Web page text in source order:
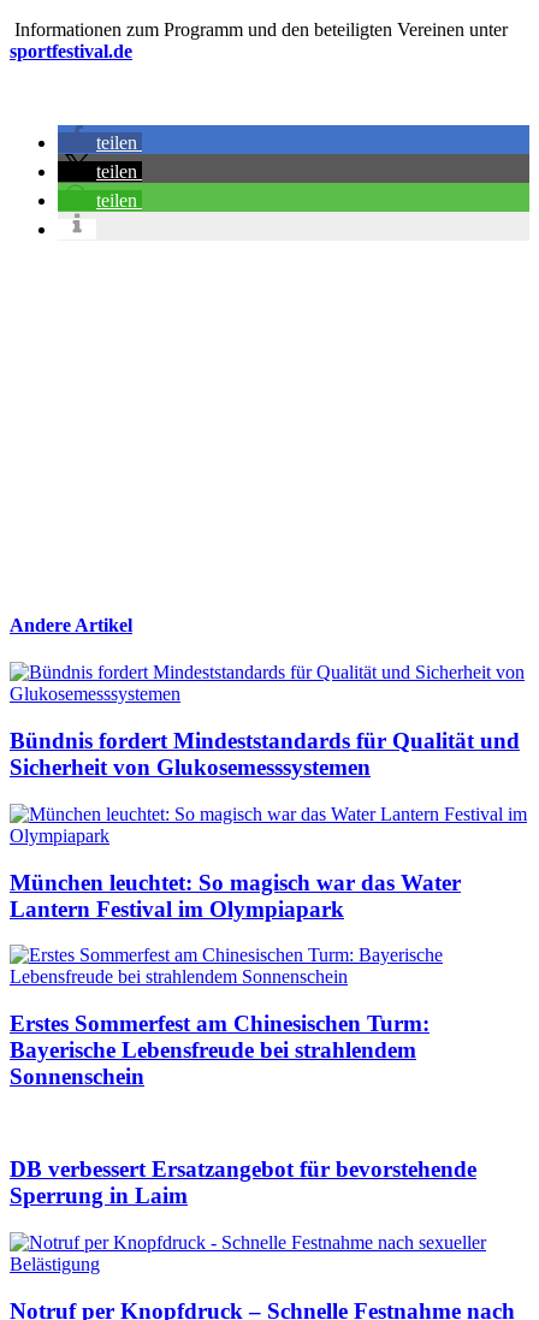
Informationen zum Programm und den beteiligten Vereinen unter
sportfestival.de
teilen
teilen
teilen
Andere Artikel
Bündnis fordert Mindeststandards für Qualität und
Sicherheit von Glukosemesssystemen
München leuchtet: So magisch war das Water
Lantern Festival im Olympiapark
Erstes Sommerfest am Chinesischen Turm:
Bayerische Lebensfreude bei strahlendem
Sonnenschein
DB verbessert Ersatzangebot für bevorstehende
Sperrung in Laim
Notruf per Knopfdruck – Schnelle Festnahme nach